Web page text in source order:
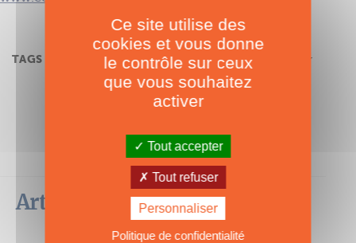
TAGS : ,Cora Catamarans ,Catamaran moteur
Articles les plus lus dans cette
catégorie
Ce site utilise des
cookies et vous donne
le contrôle sur ceux
que vous souhaitez
activer
Tout accepter
Tout refuser
Personnaliser
Politique de confidentialité